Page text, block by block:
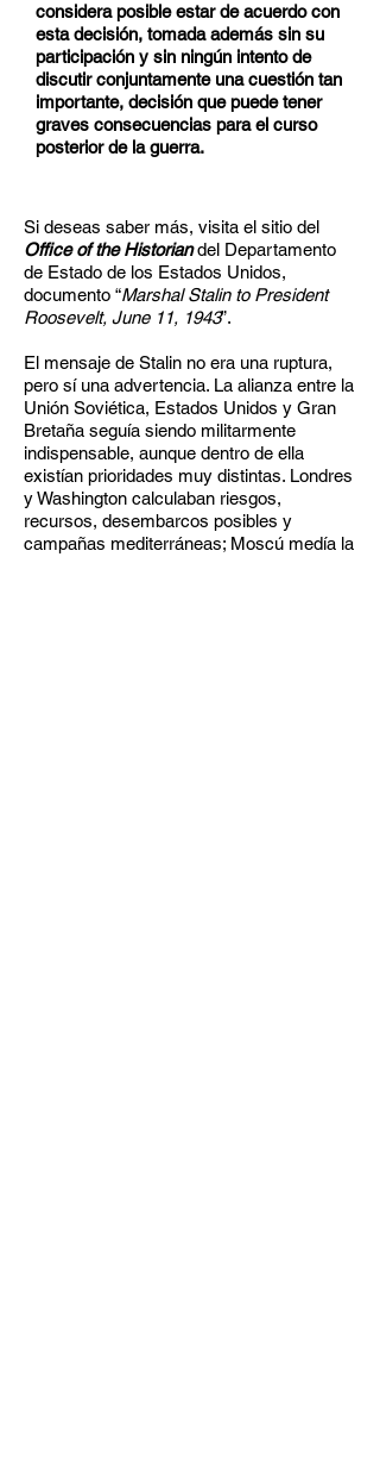
considera posible estar de acuerdo con
esta decisión, tomada además sin su
participación y sin ningún intento de
discutir conjuntamente una cuestión tan
importante, decisión que puede tener
graves consecuencias para el curso
posterior de la guerra.
Si deseas saber más, visita el sitio del
Office of the Historiandel Departamento
de Estado de los Estados Unidos,
documento “Marshal Stalin to President
Roosevelt, June 11, 1943”.
El mensaje de Stalin no era una ruptura,
pero sí una advertencia. La alianza entre la
Unión Soviética, Estados Unidos y Gran
Bretaña seguía siendo militarmente
indispensable, aunque dentro de ella
existían prioridades muy distintas. Londres
y Washington calculaban riesgos,
recursos, desembarcos posibles y
campañas mediterráneas; Moscú medía la